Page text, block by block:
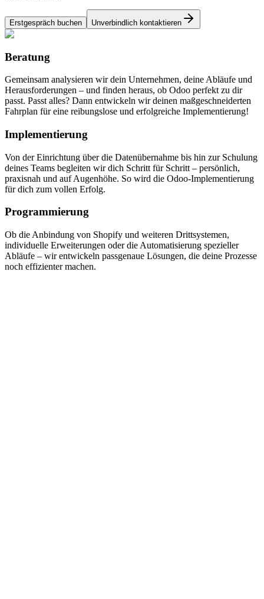
Erstgespräch buchen Unverbindlich kontaktieren
Beratung
Gemeinsam analysieren wir dein Unternehmen, deine Abläufe und
Herausforderungen – und finden heraus, ob Odoo perfekt zu dir
passt. Passt alles? Dann entwickeln wir deinen maßgeschneiderten
Fahrplan für eine reibungslose und erfolgreiche Implementierung!
Implementierung
Von der Einrichtung über die Datenübernahme bis hin zur Schulung
deines Teams begleiten wir dich Schritt für Schritt – persönlich,
praxisnah und auf Augenhöhe. So wird die Odoo-Implementierung
für dich zum vollen Erfolg.
Programmierung
Ob die Anbindung von Shopify und weiteren Drittsystemen,
individuelle Erweiterungen oder die Automatisierung spezieller
Abläufe – wir entwickeln passgenaue Lösungen, die deine Prozesse
noch effizienter machen.